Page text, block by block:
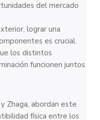
del mercado
lograr una
es crucial.
los distintos
funcionen juntos
Zhaga, abordan este
física entre los